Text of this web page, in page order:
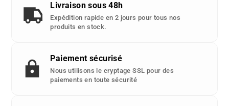
Livraison sous 48h
Expédition rapide en 2 jours pour tous nos
produits en stock.
Paiement sécurisé
Nous utilisons le cryptage SSL pour des
paiements en toute sécurité